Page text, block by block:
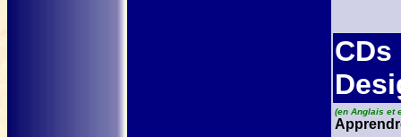
(en Anglais et